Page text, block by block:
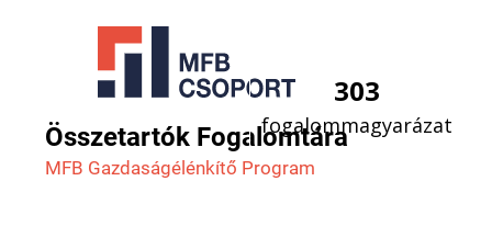
Összetartók Fogalomtára
MFB Gazdaság­élénkítő Program
303
fogalommagyarázat